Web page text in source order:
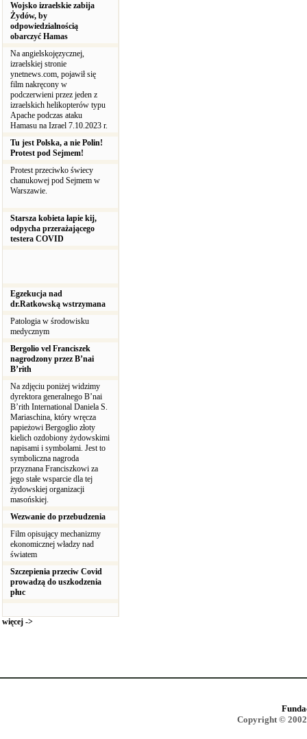
Wojsko izraelskie zabija
Żydów, by
odpowiedzialnością
obarczyć Hamas
Na angielskojęzycznej,
izraelskiej stronie
ynetnews.com, pojawił się
film nakręcony w
podczerwieni przez jeden z
izraelskich helikopterów typu
Apache podczas ataku
Hamasu na Izrael 7.10.2023 r.
Tu jest Polska, a nie Polin!
Protest pod Sejmem!
Protest przeciwko świecy
chanukowej pod Sejmem w
Warszawie.
Starsza kobieta łapie kij,
odpycha przerażającego
testera COVID
Egzekucja nad
dr.Ratkowską wstrzymana
Patologia w środowisku
medycznym
Bergolio vel Franciszek
nagrodzony przez B’nai
B’rith
Na zdjęciu poniżej widzimy
dyrektora generalnego B’nai
B’rith International Daniela S.
Mariaschina, który wręcza
papieżowi Bergoglio złoty
kielich ozdobiony żydowskimi
napisami i symbolami. Jest to
symboliczna nagroda
przyznana Franciszkowi za
jego stałe wsparcie dla tej
żydowskiej organizacji
masońskiej.
Wezwanie do przebudzenia
Film opisujący mechanizmy
ekonomicznej władzy nad
światem
Szczepienia przeciw Covid
prowadzą do uszkodzenia
płuc
więcej ->
Copyright ©